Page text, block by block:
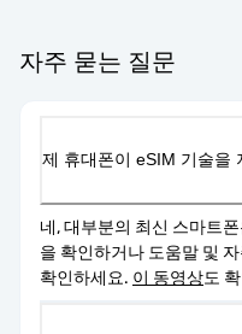
자주 묻는 질문
제 휴대폰이 eSIM 기술을
네, 대부분의 최신 스마트
을 확인하거나 도움말 및
확인하세요. 이 동영상도